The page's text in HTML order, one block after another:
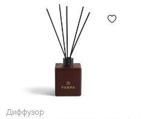
Диффузор